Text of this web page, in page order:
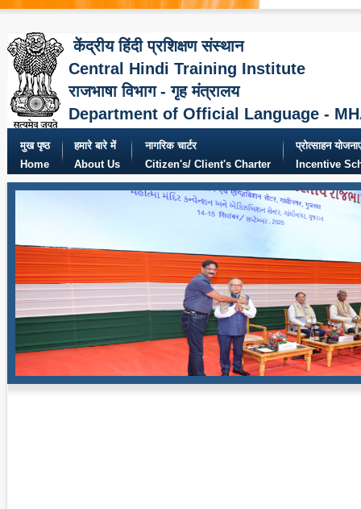
केंद्रीय हिंदी प्रशिक्षण संस्थान
Central Hindi Training Institute
राजभाषा विभाग - गृह मंत्रालय
Department of Official Language -
मुख पृष्ठ
Home
हमारे बारे में
About Us
नागरिक चार्टर
Citizen's/ Client's Charter
प्रोत्साहन
Incentive